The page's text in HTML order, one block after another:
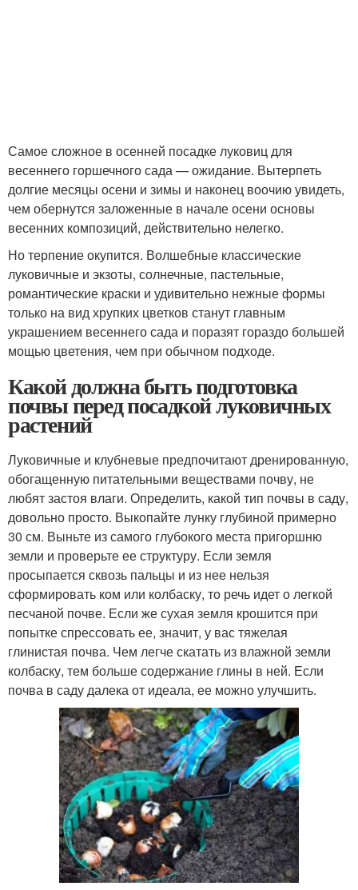
Самое сложное в осенней посадке луковиц для
весеннего горшечного сада — ожидание. Вытерпеть
долгие месяцы осени и зимы и наконец воочию увидеть,
чем обернутся заложенные в начале осени основы
весенних композиций, действительно нелегко.
Но терпение окупится. Волшебные классические
луковичные и экзоты, солнечные, пастельные,
романтические краски и удивительно нежные формы
только на вид хрупких цветков станут главным
украшением весеннего сада и поразят гораздо большей
мощью цветения, чем при обычном подходе.
Какой должна быть подготовка
почвы перед посадкой луковичных
растений
Луковичные и клубневые предпочитают дренированную,
обогащенную питательными веществами почву, не
любят застоя влаги. Определить, какой тип почвы в саду,
довольно просто. Выкопайте лунку глубиной примерно
30 см. Выньте из самого глубокого места пригоршню
земли и проверьте ее структуру. Если земля
просыпается сквозь пальцы и из нее нельзя
сформировать ком или колбаску, то речь идет о легкой
песчаной почве. Если же сухая земля крошится при
попытке спрессовать ее, значит, у вас тяжелая
глинистая почва. Чем легче скатать из влажной земли
колбаску, тем больше содержание глины в ней. Если
почва в саду далека от идеала, ее можно улучшить.